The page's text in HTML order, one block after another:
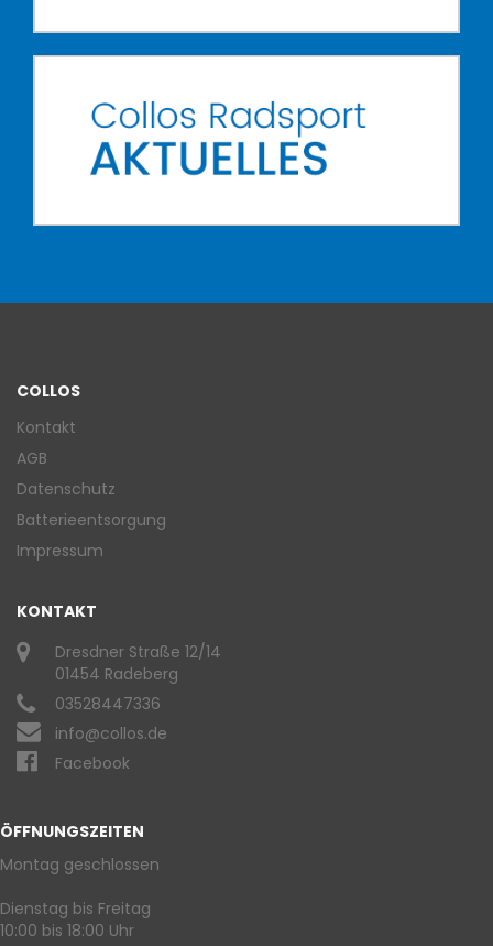
COLLOS
Kontakt
AGB
Datenschutz
Batterieentsorgung
Impressum
KONTAKT
Dresdner Straße 12/14
01454 Radeberg
03528447336
info@collos.de
Facebook
ÖFFNUNGSZEITEN
Montag geschlossen
Dienstag bis Freitag
10:00 bis 18:00 Uhr